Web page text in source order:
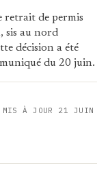
retrait de permis
sis au nord
décision a été
du 20 juin.
À JOUR 21 JUIN